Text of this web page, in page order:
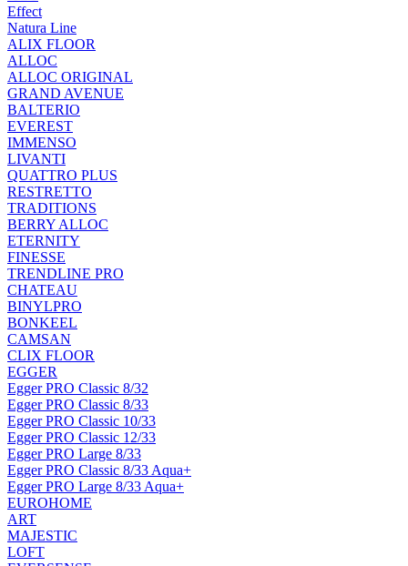
Effect
Natura Line
ALIX FLOOR
ALLOC
ALLOC ORIGINAL
GRAND AVENUE
BALTERIO
EVEREST
IMMENSO
LIVANTI
QUATTRO PLUS
RESTRETTO
TRADITIONS
BERRY ALLOC
ETERNITY
FINESSE
TRENDLINE PRO
CHATEAU
BINYLPRO
BONKEEL
CAMSAN
CLIX FLOOR
EGGER
Egger PRO Classic 8/32
Egger PRO Classic 8/33
Egger PRO Classic 10/33
Egger PRO Classic 12/33
Egger PRO Large 8/33
Egger PRO Classic 8/33 Aqua+
Egger PRO Large 8/33 Aqua+
EUROHOME
ART
MAJESTIC
LOFT